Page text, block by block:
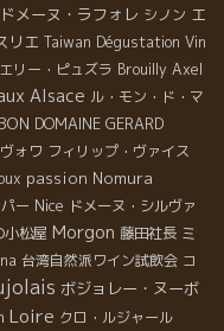
ドメーヌ・ラフォレ シノン エ
リエ Taiwan Dégustation Vin
リー・ピュズラ Brouilly Axel
Alsace ル・モン・ド・マ
DOMAINE GERARD
ォワ フィリップ・ヴァイス
passion Nomura
ー Nice ドメーヌ・シルヴァ
小松屋 Morgon 藤田社長 ミ
台湾自然派ワイン試飲会 コ
ボジョレー・ヌーボ
Loire クロ・ルジャール